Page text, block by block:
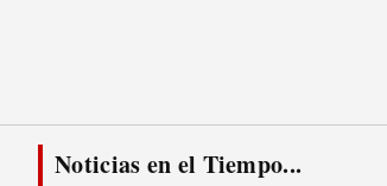
Noticias en el Tiempo...